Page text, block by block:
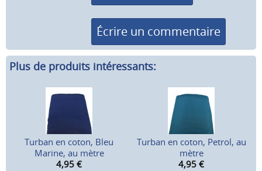
Écrire un commentaire
Plus de produits intéressants:
Turban en coton, Bleu
Marine, au mètre
4,95 €
Turban en coton, Petrol, au
mètre
4,95 €